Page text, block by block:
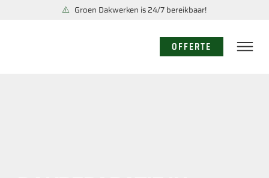
Groen Dakwerken is 24/7 bereikbaar!
OFFERTE